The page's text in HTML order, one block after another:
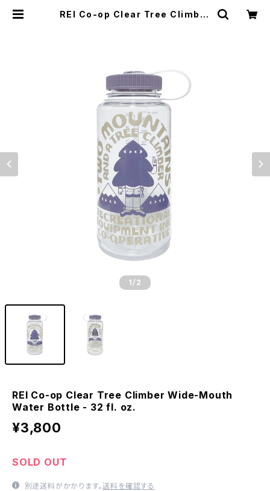
REI Co-op Clear Tree Climber
1 /2
REI Co-op Clear Tree Climber Wide-Mouth
Water Bottle - 32 fl. oz.
¥3,800
SOLD OUT
別途送料がかかります。送料を確認する